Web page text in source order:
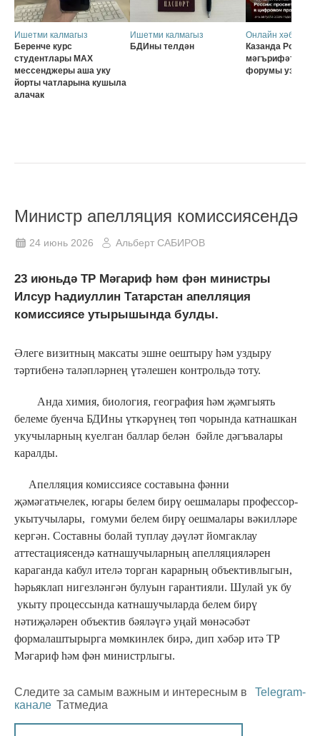
Ишетми калмагыз
Беренче курс
студентлары MAX
мессенджеры аша уку
йорты чатларына кушыла
алачак
Ишетми калмагыз
БДИны телдән
Онлайн хәбәрләр
Казанда Россия
форумы узачак
Министр апелляция комиссиясендә
24 июнь 2026 Альберт САБИРОВ
23 июньдә ТР Мәгариф һәм фән министры
Илсур Һадиуллин Татарстан апелляция
комиссиясе утырышында булды.
Әлеге визитның максаты эшне оештыру һәм уздыру
тәртибенә таләпләрнең үтәлешен контрольдә тоту.
Анда химия, биология, география һәм җәмгыять
белеме буенча БДИны үткәрүнең төп чорында катнашкан
укучыларның куелган баллар белән бәйле дәгъвалары
каралды.
Апелляция комиссиясе составына фәнни
җәмәгатьчелек, югары белем бирү оешмалары профессор-
укытучылары, гомуми белем бирү оешмалары вәкилләре
кергән. Составны болай туплау дәүләт йомгаклау
аттестациясендә катнашучыларның апелляцияләрен
караганда кабул ителә торган карарның объективлыгын,
һәрьяклап нигезләнгән булуын гарантияли. Шулай ук бу
укыту процессында катнашучыларда белем бирү
нәтиҗәләрен объектив бәяләүгә уңай мөнәсәбәт
формалаштырырга мөмкинлек бирә, дип хәбәр итә ТР
Мәгариф һәм фән министрлыгы.
Следите за самым важным и интересным в
Telegram-
канале Татмедиа